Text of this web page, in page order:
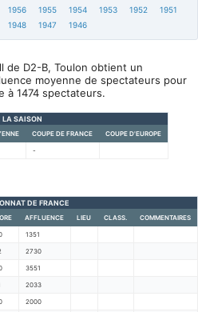
1956 1955 1954 1953 1952
1951
1948 1947 1946
de D2-B, Toulon obtient un
moyenne de spectateurs pour
à 1474 spectateurs.
LA SAISON
COUPE DE FRANCE COUPE D'EUROPE
-
DE FRANCE
AFFLUENCE LIEU CLASS. COMMENTAIRES
1351
2730
3551
2033
2000